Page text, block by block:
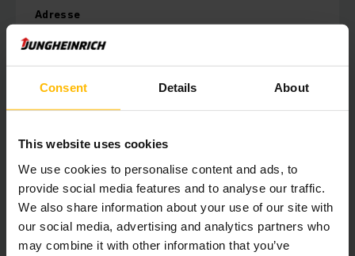
Consent Details About
This website uses cookies
We use cookies to personalise content and ads, to
provide social media features and to analyse our traffic.
We also share information about your use of our site with
our social media, advertising and analytics partners who
may combine it with other information that you’ve
Adresse
Jungheinrich AG
Holzikerstrasse 5
Switzerland
+41-62-739-31 00
CONTACTEZ-NOUS
WEGBESCHREIBUNG